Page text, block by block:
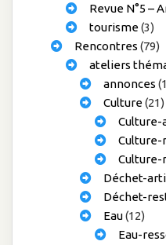
Revue N°5 –
tourisme(3)
Rencontres (79)
ateliers
annonces
Culture(21)
Culture-
Culture-
Déchet-
Déchet-
Eau(12)
Eau-